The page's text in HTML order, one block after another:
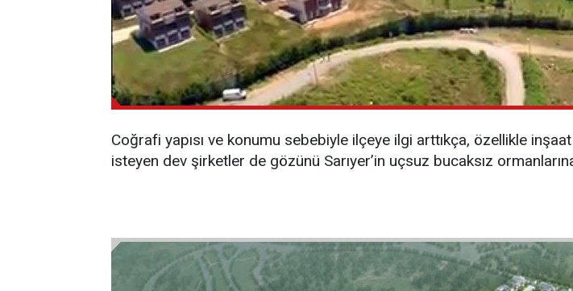
Coğrafi yapısı ve konumu sebebiyle ilçeye ilgi arttıkça, özellikle
isteyen dev şirketler de gözünü Sarıyer’in uçsuz bucaksız